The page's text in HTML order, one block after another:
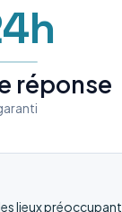
réponse
lieux préoccupant